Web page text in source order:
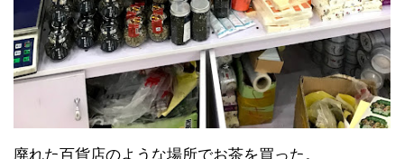
廃れた百貨店のような場所でお茶を買った。